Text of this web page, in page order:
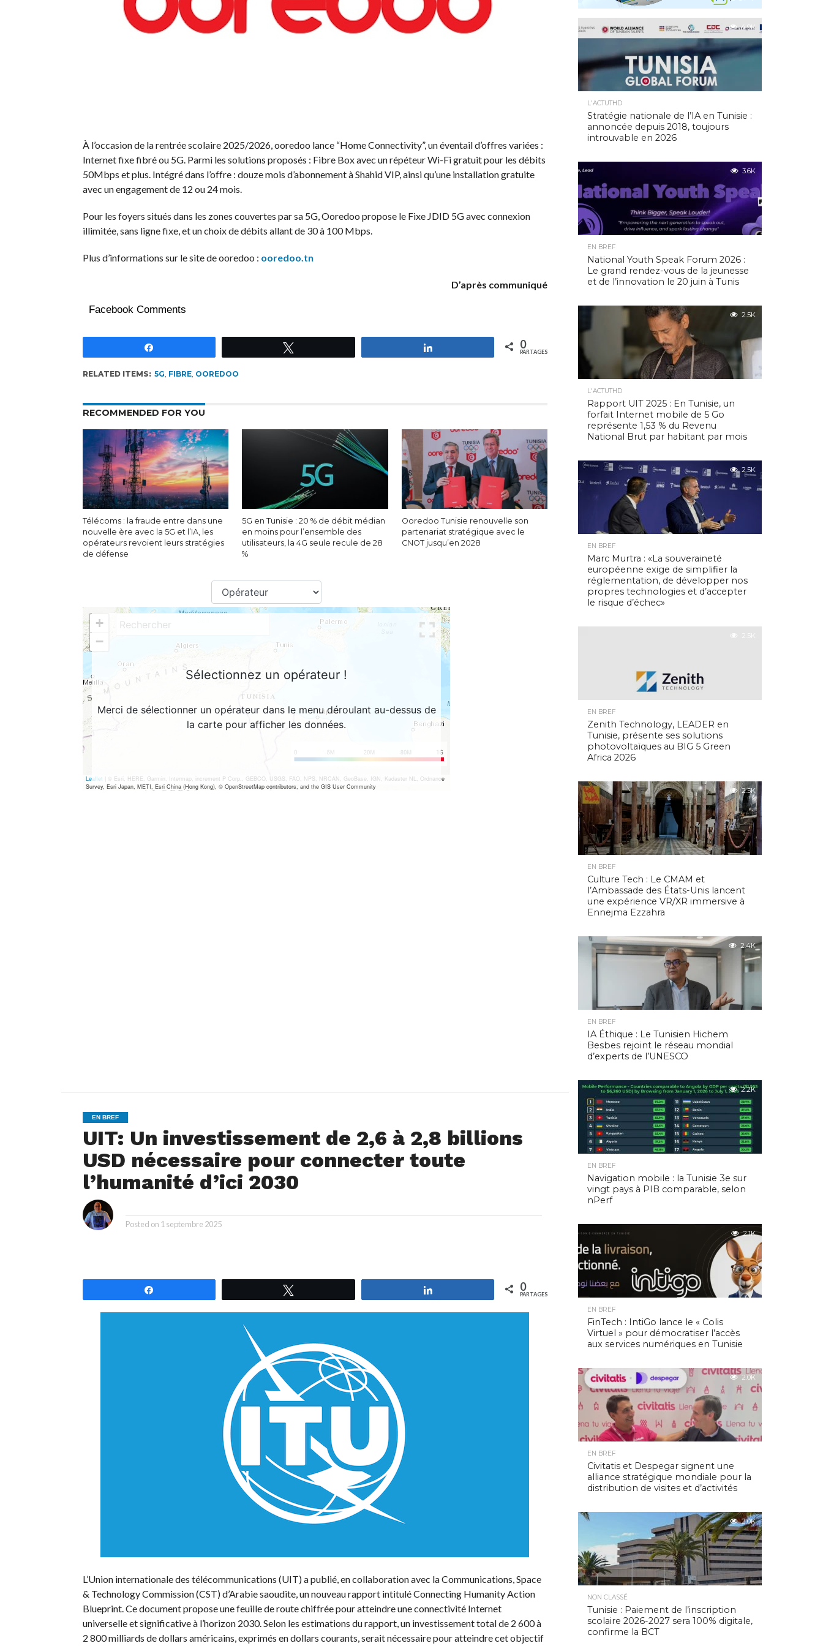
À l’occasion de la rentrée scolaire 2025/2026, ooredoo lance “Home Connectivity”, un éventail d’offres variées :
Internet fixe fibré ou 5G. Parmi les solutions proposés : Fibre Box avec un répéteur Wi-Fi gratuit pour les débits
50Mbps et plus. Intégré dans l’offre : douze mois d’abonnement à Shahid VIP, ainsi qu’une installation gratuite
avec un engagement de 12 ou 24 mois.
Pour les foyers situés dans les zones couvertes par sa 5G, Ooredoo propose le Fixe JDID 5G avec connexion
illimitée, sans ligne fixe, et un choix de débits allant de 30 à 100 Mbps.
Plus d’informations sur le site de ooredoo : ooredoo.tn
D’après communiqué
Facebook Comments
0
PARTAGES
RELATED ITEMS: 5G, FIBRE, OOREDOO
RECOMMENDED FOR YOU
Télécoms : la fraude entre dans une
nouvelle ère avec la 5G et l’IA, les
opérateurs revoient leurs stratégies
de défense
5G en Tunisie : 20 % de débit médian
en moins pour l’ensemble des
utilisateurs, la 4G seule recule de 28
%
Ooredoo Tunisie renouvelle son
partenariat stratégique avec le
CNOT jusqu’en 2028
EN BREF
UIT: Un investissement de 2,6 à 2,8 billions
USD nécessaire pour connecter toute
l’humanité d’ici 2030
Posted on 1 septembre 2025
0
PARTAGES
L’Union internationale des télécommunications (UIT) a publié, en collaboration avec la Communications, Space
& Technology Commission (CST) d’Arabie saoudite, un nouveau rapport intitulé Connecting Humanity Action
Blueprint. Ce document propose une feuille de route chiffrée pour atteindre une connectivité Internet
universelle et significative à l’horizon 2030. Selon les estimations du rapport, un investissement total de 2 600 à
2 800 milliards de dollars américains, exprimés en dollars courants, serait nécessaire pour atteindre cet objectif
4.9K
L'ACTUTHD
Stratégie nationale de l’IA en Tunisie :
annoncée depuis 2018, toujours
introuvable en 2026
3.6K
EN BREF
National Youth Speak Forum 2026 :
Le grand rendez-vous de la jeunesse
et de l’innovation le 20 juin à Tunis
2.5K
L'ACTUTHD
Rapport UIT 2025 : En Tunisie, un
forfait Internet mobile de 5 Go
représente 1,53 % du Revenu
National Brut par habitant par mois
2.5K
EN BREF
Marc Murtra : «La souveraineté
européenne exige de simplifier la
réglementation, de développer nos
propres technologies et d’accepter
le risque d’échec»
2.5K
EN BREF
Zenith Technology, LEADER en
Tunisie, présente ses solutions
photovoltaïques au BIG 5 Green
Africa 2026
2.5K
EN BREF
Culture Tech : Le CMAM et
l’Ambassade des États-Unis lancent
une expérience VR/XR immersive à
Ennejma Ezzahra
2.4K
EN BREF
IA Éthique : Le Tunisien Hichem
Besbes rejoint le réseau mondial
d’experts de l’UNESCO
2.2K
EN BREF
Navigation mobile : la Tunisie 3e sur
vingt pays à PIB comparable, selon
nPerf
2.1K
EN BREF
FinTech : IntiGo lance le « Colis
Virtuel » pour démocratiser l’accès
aux services numériques en Tunisie
2.0K
EN BREF
Civitatis et Despegar signent une
alliance stratégique mondiale pour la
distribution de visites et d’activités
2.0K
NON CLASSÉ
Tunisie : Paiement de l’inscription
scolaire 2026-2027 sera 100% digitale,
confirme la BCT